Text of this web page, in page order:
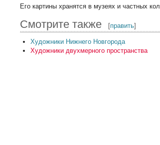
Его картины хранятся в музеях и частных
Смотрите также [править]
Художники Нижнего Новгорода
Художники двухмерного пространства